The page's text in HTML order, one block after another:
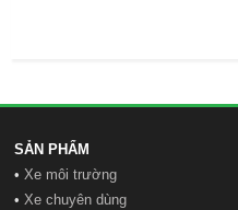
SẢN PHẨM
•Xe môi trường
•Xe chuyên dùng